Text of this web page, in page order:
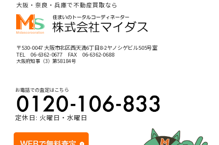
大阪・奈良・兵庫で不動産買取なら
〒530-0047 大阪市北区西天満6丁目8-2ヤノシゲビル505号室
TEL 06-6362-0677FAX 06-6362-0688
大阪府知事（3）第58184号
お電話での査定はこちら
定休日: 火曜日・水曜日